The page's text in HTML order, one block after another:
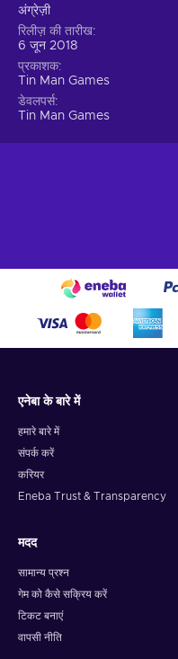
अंग्रेज़ी
रिलीज़ की तारीख
6 जून 2018
प्रकाशक
Tin Man Games
डेवलपर्स
Tin Man Games
एनेबा के बारे में
हमारे बारे में
संपर्क करें
करियर
Eneba Trust & Transparency
मदद
सामान्य प्रश्न
गेम को कैसे सक्रिय करें
टिकट बनाएं
वापसी नीति